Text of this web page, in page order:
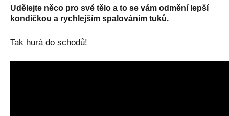
Udělejte něco pro své tělo a to se vám odmění lepší
kondičkou a rychlejším spalováním tuků.
Tak hurá do schodů!